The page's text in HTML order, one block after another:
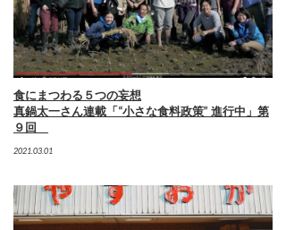
食にまつわる５つの妄想
真鍋太一さん連載「“小さな食料政策” 進行中」第
９回
2021.03.01